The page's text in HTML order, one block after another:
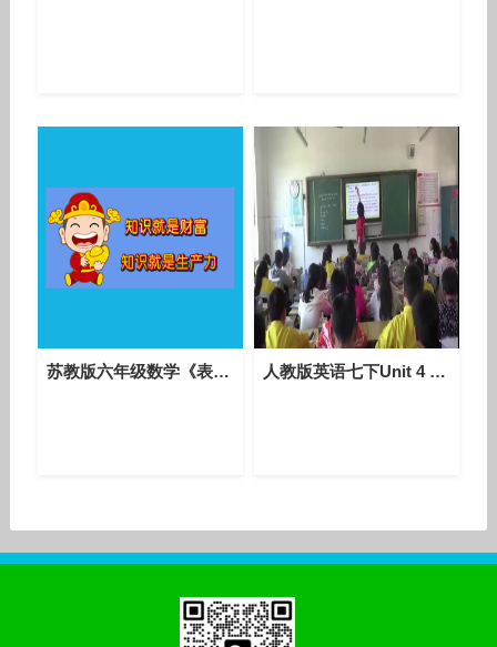
苏教版六年级数学《表面涂色的正方体》教研课堂实录-学科带头人孙老师 人教版英语七下Unit 4 Section B（2a-2c）课堂视频实录（耿静）